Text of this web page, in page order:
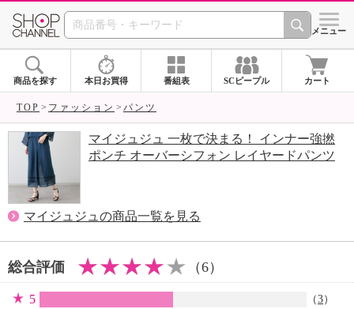
SHOP CHANNEL シメニュー
商品を探す 本日お買得 番組表 SCピープル カート
TOP ファッション パンツ
マイジュジュ 一枚で決まる！ インナー強撚
ポンチ オーバーシフォン レイヤードパンツ
マイジュジュの商品一覧を見る
総合評価 （6）
5 （3）